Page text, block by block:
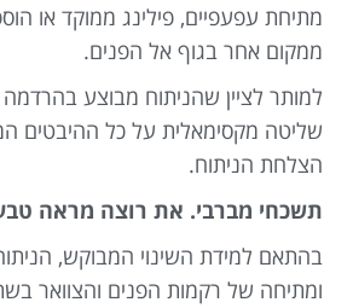
מתיחת עפעפיים, פילינג ממוקד או
ממקום אחר בגוף אל הפנים.
למותר לציין שהניתוח מבוצע
שליטה מקסימאלית על כל ההיבטים
הצלחת הניתוח.
תשכחי מברבי. את רוצה מראה
בהתאם למידת השינוי המבוקש,
ומתיחה של רקמות הפנים והצוואר